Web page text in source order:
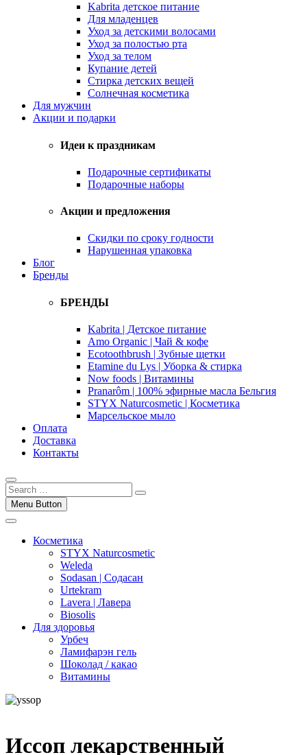
Kabrita детское питание
Для младенцев
Уход за детскими волосами
Уход за полостью рта
Уход за телом
Купание детей
Стирка детских вещей
Солнечная косметика
Для мужчин
Акции и подарки
Идеи к праздникам
Подарочные сертификаты
Подарочные наборы
Акции и предложения
Скидки по сроку годности
Нарушенная упаковка
Блог
Бренды
БРЕНДЫ
Kabrita | Детское питание
Amo Organic | Чай & кофе
Ecotoothbrush | Зубные щетки
Etamine du Lys | Уборка & стирка
Now foods | Витамины
Pranarôm | 100% эфирные масла Бельгия
STYX Naturcosmetic | Косметика
Марсельское мыло
Оплата
Доставка
Контакты
Menu Button
Косметика
STYX Naturcosmetic
Weleda
Sodasan | Содасан
Urtekram
Lavera | Лавера
Biosolis
Для здоровья
Урбеч
Ламифарэн гель
Шоколад / какао
Витамины
Иссоп лекарственный